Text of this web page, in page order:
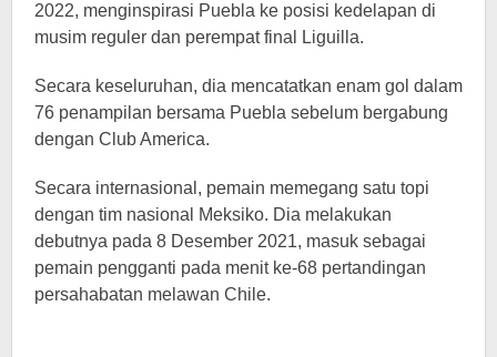
2022, menginspirasi Puebla ke posisi kedelapan di
musim reguler dan perempat final Liguilla.
Secara keseluruhan, dia mencatatkan enam gol dalam
76 penampilan bersama Puebla sebelum bergabung
dengan Club America.
Secara internasional, pemain memegang satu topi
dengan tim nasional Meksiko. Dia melakukan
debutnya pada 8 Desember 2021, masuk sebagai
pemain pengganti pada menit ke-68 pertandingan
persahabatan melawan Chile.